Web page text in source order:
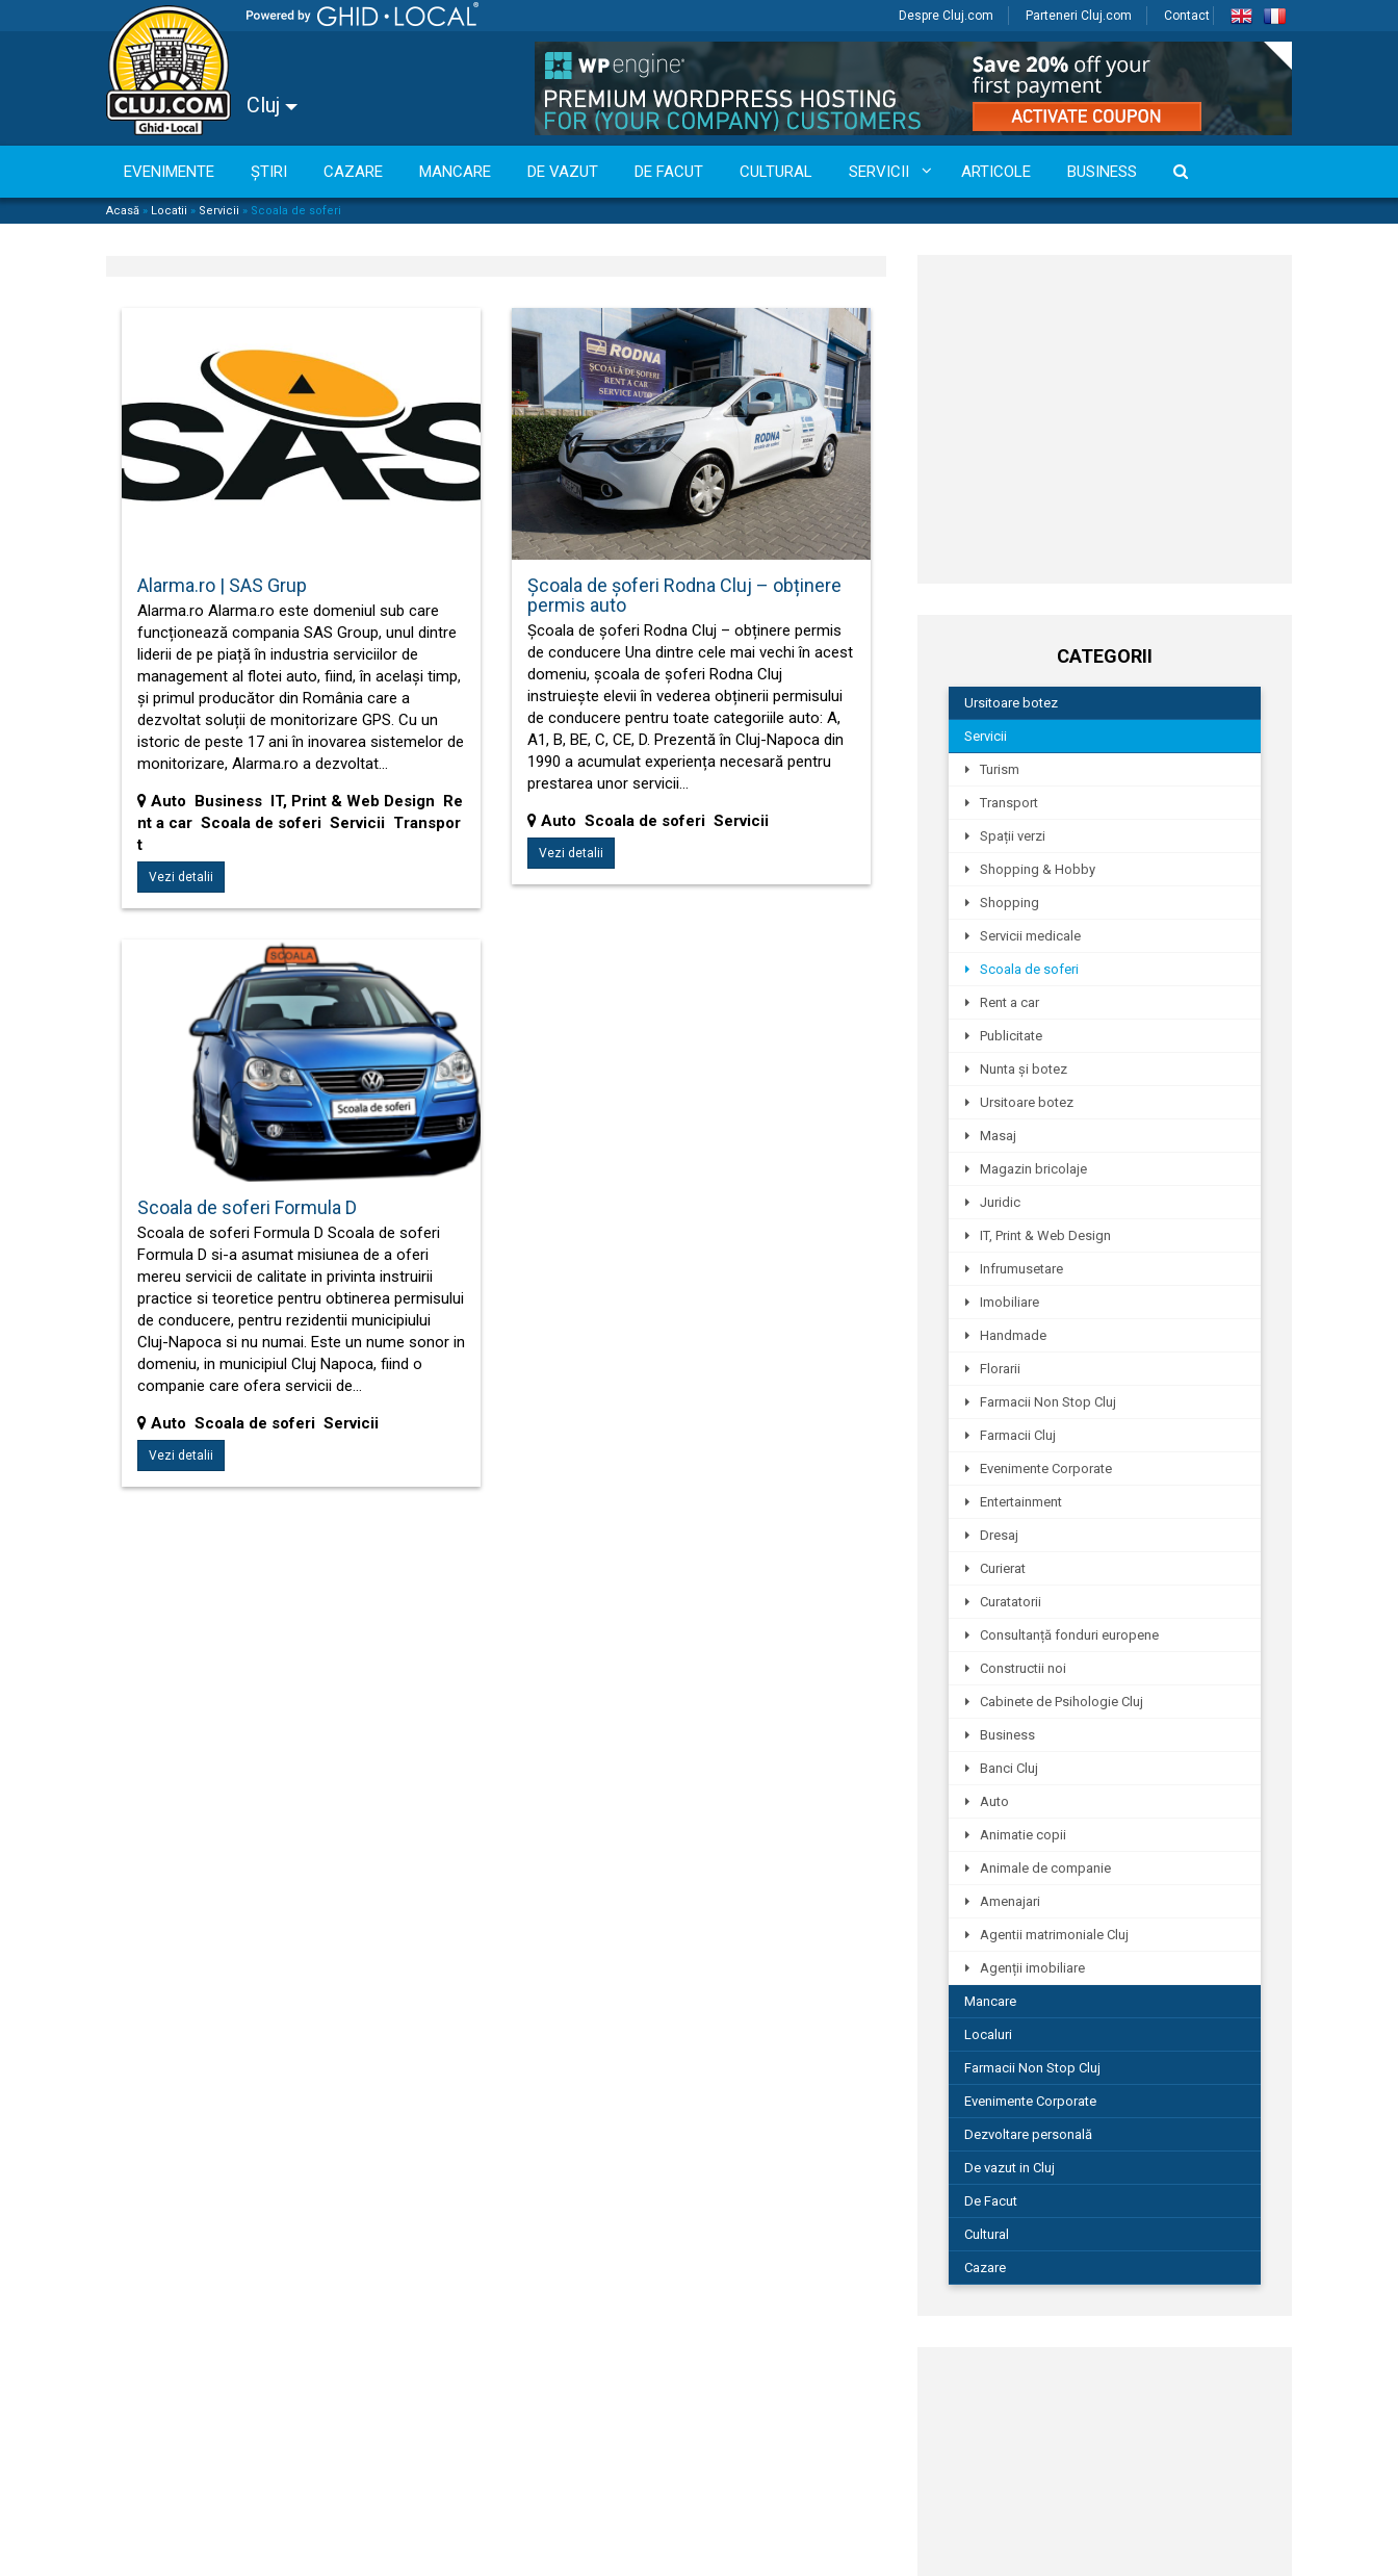
Despre Cluj.com Parteneri Cluj.com Contact
Cluj
EVENIMENTE ȘTIRI CAZARE MANCARE DE VAZUT DE FACUT CULTURAL SERVICII ARTICOLE BUSINESS
Acasă » Locatii » Servicii » Scoala de soferi
Alarma.ro | SAS Grup
Alarma.ro Alarma.ro este domeniul sub care
funcționează compania SAS Group, unul dintre
liderii de pe piață în industria serviciilor de
management al flotei auto, fiind, în același timp,
și primul producător din România care a
dezvoltat soluții de monitorizare GPS. Cu un
istoric de peste 17 ani în inovarea sistemelor de
monitorizare, Alarma.ro a dezvoltat…
Auto Business IT, Print & Web Design Re
nt a car Scoala de soferi Servicii Transpor
t
Vezi detalii
Școala de șoferi Rodna Cluj – obținere
permis auto
Școala de șoferi Rodna Cluj – obținere permis
de conducere Una dintre cele mai vechi în acest
domeniu, școala de șoferi Rodna Cluj
instruiește elevii în vederea obținerii permisului
de conducere pentru toate categoriile auto: A,
A1, B, BE, C, CE, D. Prezentă în Cluj-Napoca din
1990 a acumulat experiența necesară pentru
prestarea unor servicii…
Auto Scoala de soferi Servicii
Vezi detalii
Scoala de soferi Formula D
Scoala de soferi Formula D Scoala de soferi
Formula D si-a asumat misiunea de a oferi
mereu servicii de calitate in privinta instruirii
practice si teoretice pentru obtinerea permisului
de conducere, pentru rezidentii municipiului
Cluj-Napoca si nu numai. Este un nume sonor in
domeniu, in municipiul Cluj Napoca, fiind o
companie care ofera servicii de…
Auto Scoala de soferi Servicii
Vezi detalii
CATEGORII
Ursitoare botez
Servicii
Turism
Transport
Spații verzi
Shopping & Hobby
Shopping
Servicii medicale
Scoala de soferi
Rent a car
Publicitate
Nunta și botez
Ursitoare botez
Masaj
Magazin bricolaje
Juridic
IT, Print & Web Design
Infrumusetare
Imobiliare
Handmade
Florarii
Farmacii Non Stop Cluj
Farmacii Cluj
Evenimente Corporate
Entertainment
Dresaj
Curierat
Curatatorii
Consultanță fonduri europene
Constructii noi
Cabinete de Psihologie Cluj
Business
Banci Cluj
Auto
Animatie copii
Animale de companie
Amenajari
Agentii matrimoniale Cluj
Agenții imobiliare
Mancare
Localuri
Farmacii Non Stop Cluj
Evenimente Corporate
Dezvoltare personală
De vazut in Cluj
De Facut
Cultural
Cazare